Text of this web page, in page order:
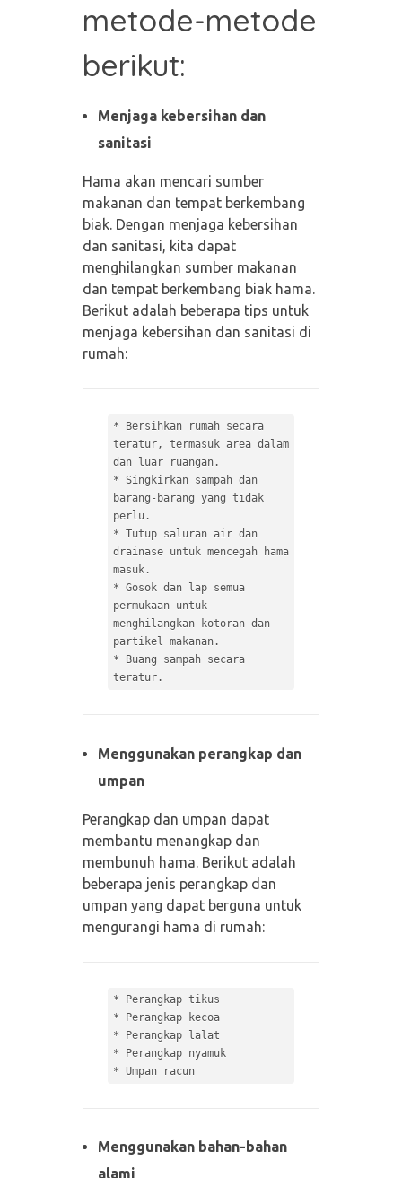
metode-metode
berikut:
Menjaga kebersihan dan
sanitasi
Hama akan mencari sumber
makanan dan tempat berkembang
biak. Dengan menjaga kebersihan
dan sanitasi, kita dapat
menghilangkan sumber makanan
dan tempat berkembang biak hama.
Berikut adalah beberapa tips untuk
menjaga kebersihan dan sanitasi di
rumah:
*
Bersihkan rumah secara
teratur, termasuk area dalam
* Singkirkan sampah dan
barang-barang yang tidak
* Tutup saluran air dan
drainase untuk mencegah hama
* Gosok dan lap semua
permukaan untuk
menghilangkan kotoran dan
*
Buang sampah secara
Menggunakan perangkap dan
umpan
Perangkap dan umpan dapat
membantu menangkap dan
membunuh hama. Berikut adalah
beberapa jenis perangkap dan
umpan yang dapat berguna untuk
mengurangi hama di rumah:
*
*
*
*
*
Menggunakan bahan-bahan
alami